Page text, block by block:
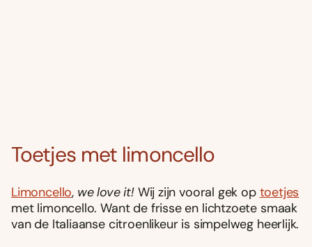
Toetjes met limoncello
Limoncello, we love it! Wij zijn vooral gek op toetjes
met limoncello. Want de frisse en lichtzoete smaak
van de Italiaanse citroenlikeur is simpelweg heerlijk.